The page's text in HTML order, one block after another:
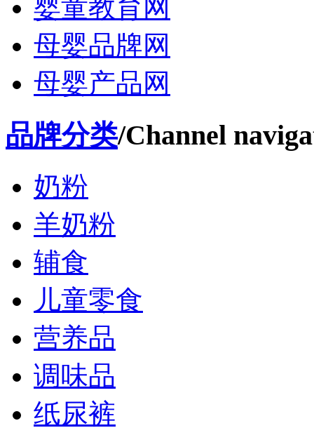
婴童教育网
母婴品牌网
母婴产品网
品牌分类/Channel
奶粉
羊奶粉
辅食
儿童零食
营养品
调味品
纸尿裤